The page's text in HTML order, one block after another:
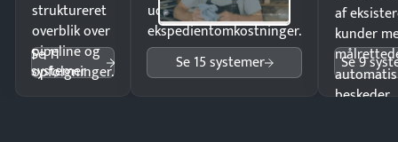
struktureret
overblik over
pipeline og
opfølgninger.
Se 11
systemer
uden
ekspedientomkostninger.
Se 15 systemer
af
kunder
beskeder.
Se 9